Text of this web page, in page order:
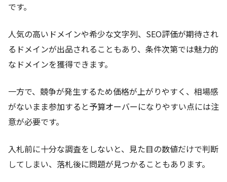
です。
人気の高いドメインや希少な文字列、SEO評価が期待され
るドメインが出品されることもあり、条件次第では魅力的
なドメインを獲得できます。
一方で、競争が発生するため価格が上がりやすく、相場感
がないまま参加すると予算オーバーになりやすい点には注
意が必要です。
入札前に十分な調査をしないと、見た目の数値だけで判断
してしまい、落札後に問題が見つかることもあります。